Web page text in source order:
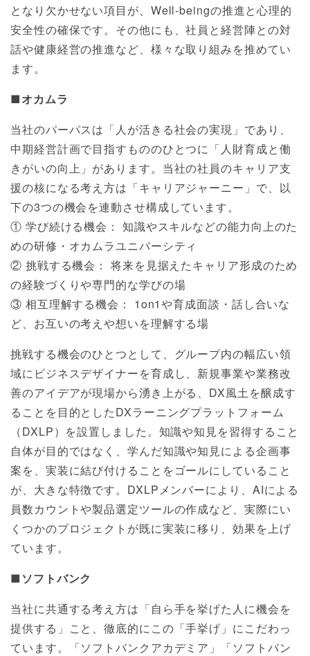
となり欠かせない項目が、Well-beingの推進と心理的
安全性の確保です。その他にも、社員と経営陣との対
話や健康経営の推進など、様々な取り組みを推めてい
ます。
■オカムラ
当社のパーパスは「人が活きる社会の実現」であり、
中期経営計画で目指すもののひとつに「人財育成と働
きがいの向上」があります。当社の社員のキャリア支
援の核になる考え方は「キャリアジャーニー」で、以
下の3つの機会を連動させ構成しています。
① 学び続ける機会： 知識やスキルなどの能力向上のた
めの研修・オカムラユニバーシティ
② 挑戦する機会： 将来を見据えたキャリア形成のため
の経験づくりや専門的な学びの場
③ 相互理解する機会： 1on1や育成面談・話し合いな
ど、お互いの考えや想いを理解する場
挑戦する機会のひとつとして、グループ内の幅広い領
域にビジネスデザイナーを育成し、新規事業や業務改
善のアイデアが現場から湧き上がる、DX風土を醸成す
ることを目的としたDXラーニングプラットフォーム
（DXLP）を設置しました。知識や知見を習得すること
自体が目的ではなく、学んだ知識や知見による企画事
案を、実装に結び付けることをゴールにしていること
が、大きな特徴です。DXLPメンバーにより、AIによる
員数カウントや製品選定ツールの作成など、実際にい
くつかのプロジェクトが既に実装に移り、効果を上げ
ています。
■ソフトバンク
当社に共通する考え方は「自ら手を挙げた人に機会を
提供する」こと、徹底的にこの「手挙げ」にこだわっ
ています。「ソフトバンクアカデミア」「ソフトバン